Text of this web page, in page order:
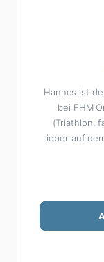
Hannes ist
bei FHM
(Triathlon,
lieber auf
UFC
Fans. Aber
auch unser